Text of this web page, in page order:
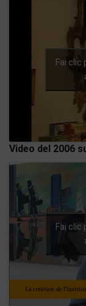
Fai clic
Video del 2006
Fai clic